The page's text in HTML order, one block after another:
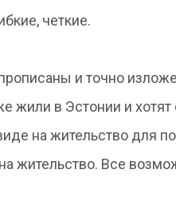
четкие.
и точно
жили в Эстонии и хотят
на жительство для
жительство. Все